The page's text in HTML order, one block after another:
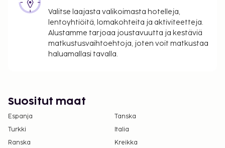
4.00 EUR per majoitustila per yö
Kaupungin perimä vero: 1.4.–31.10. välisenä
aikana 15.00 EUR per majoitustila per yö
Tässä on mainittu kaikki majoituspaikan meille
Lemmikit: 20 EUR per lemmikki per yö
Avustajaeläimistä ei veloiteta lisämaksuja
Yllä oleva luettelo ei ehkä kata kaikkea. Maksut ja
takuumaksut eivät välttämättä sisällä veroja, ja ne
Valitse laajasta valikoimasta hotelleja,
lentoyhtiöitä, lomakohteita ja aktiviteetteja.
Alustamme tarjoaa joustavuutta ja kestäviä
matkustusvaihtoehtoja, joten voit matkustaa
haluamallasi tavalla.
Suositut maat
Espanja
Tanska
Turkki
Italia
Ranska
Kreikka